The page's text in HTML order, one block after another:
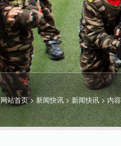
网站首页 > 新闻快讯 > 新闻快讯 > 内容